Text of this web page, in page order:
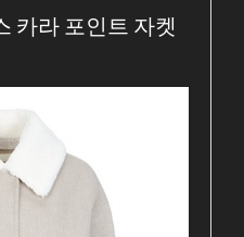
카라 포인트 자켓